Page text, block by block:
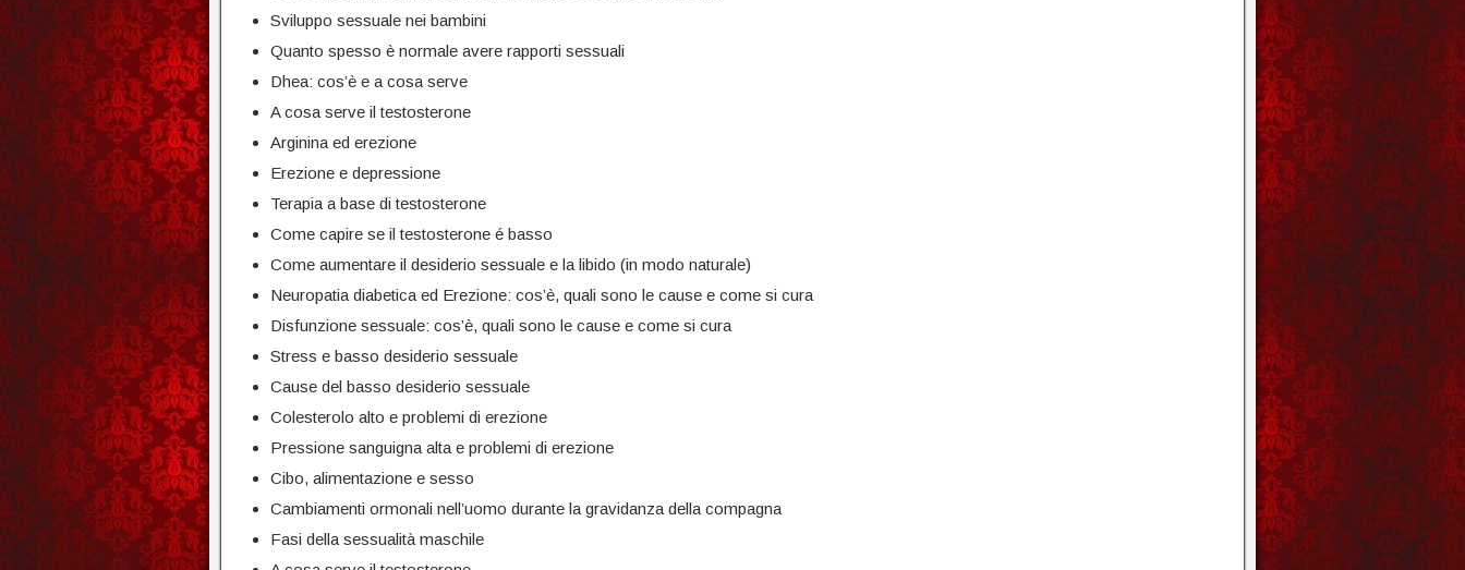
Sviluppo sessuale nei bambini
Quanto spesso è normale avere rapporti sessuali
Dhea: cos’è e a cosa serve
A cosa serve il testosterone
Arginina ed erezione
Erezione e depressione
Terapia a base di testosterone
Come capire se il testosterone é basso
Come aumentare il desiderio sessuale e la libido (in modo naturale)
Neuropatia diabetica ed Erezione: cos’è, quali sono le cause e come si cura
Disfunzione sessuale: cos’è, quali sono le cause e come si cura
Stress e basso desiderio sessuale
Cause del basso desiderio sessuale
Colesterolo alto e problemi di erezione
Pressione sanguigna alta e problemi di erezione
Cibo, alimentazione e sesso
Cambiamenti ormonali nell’uomo durante la gravidanza della compagna
Fasi della sessualità maschile